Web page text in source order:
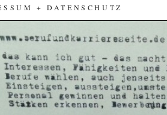
+ DATENSCHUTZ